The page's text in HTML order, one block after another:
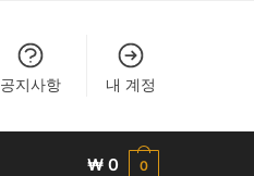
공지사항 내 계정
₩ 0 0